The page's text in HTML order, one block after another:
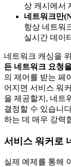
상 캐시에서
네트워크만
항상 네트워
실시간 데이
네트워크 캐싱을
든 네트워크 요청
의 제어를 받는 페
어지면 서비스 워
을 제공할지, 네트
결정할 수 있습니
하는 데 매우 강력
서비스 워커로
실제 예제를 통해